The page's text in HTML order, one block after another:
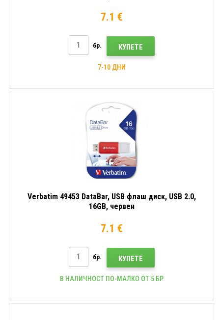
7.1 €
бр. КУПЕТЕ
7-10 ДНИ
Verbatim 49453 DataBar, USB флаш диск, USB 2.0,
16GB, червен
7.1 €
бр. КУПЕТЕ
В НАЛИЧНОСТ ПО-МАЛКО ОТ 5 БР